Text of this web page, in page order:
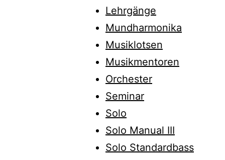
Lehrgänge
Mundharmonika
Musiklotsen
Musikmentoren
Orchester
Seminar
Solo
Solo Manual III
Solo Standardbass